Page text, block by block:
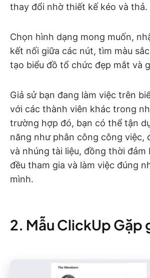
thay đổi nhờ thiết kế kéo và thả.
Chọn hình dạng mong muốn,
kết nối giữa các nút, tìm màu
tạo biểu đồ tổ chức đẹp mắt và
Giả sử bạn đang làm việc trên
với các thành viên khác trong
trường hợp đó, bạn có thể tận
năng như phân công công việc,
và nhúng tài liệu, đồng thời đảm
đều tham gia và làm việc đúng
mình.
2. Mẫu ClickUp Gặp